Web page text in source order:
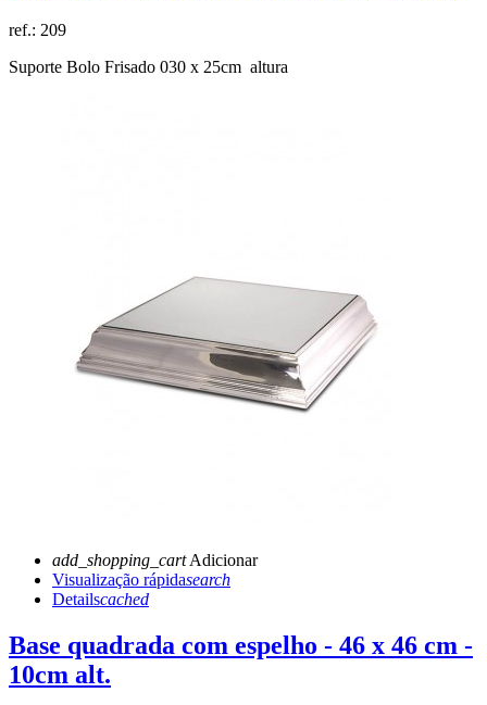
ref.: 209
Suporte Bolo Frisado 030 x 25cm altura
add_shopping_cartAdicionar
Visualização rápidasearch
Detailscached
Base quadrada com espelho - 46 x 46 cm -
10cm alt.